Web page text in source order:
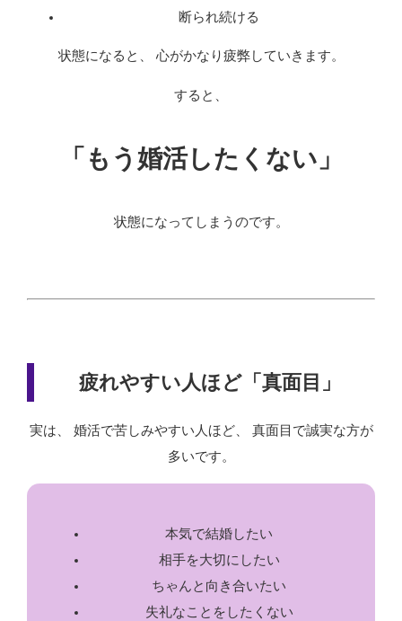
断られ続ける
状態になると、 心がかなり疲弊していきます。
すると、
「もう婚活したくない」
状態になってしまうのです。
疲れやすい人ほど「真面目」
実は、 婚活で苦しみやすい人ほど、 真面目で誠実な方が
多いです。
本気で結婚したい
相手を大切にしたい
ちゃんと向き合いたい
失礼なことをしたくない